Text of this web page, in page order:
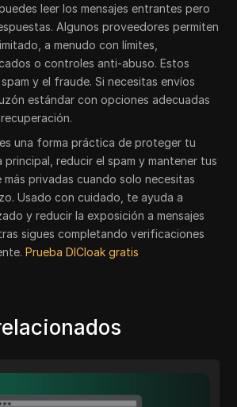
leer los mensajes entrantes pero
Algunos proveedores permiten
a menudo con límites,
o controles anti-abuso. Estos
y el fraude. Si necesitas envíos
estándar con opciones adecuadas
una forma práctica de proteger tu
reducir el spam y mantener tus
más privadas cuando solo necesitas
Usado con cuidado, te ayuda a
y reducir la exposición a mensajes
sigues completando verificaciones
Prueba DICloak gratis